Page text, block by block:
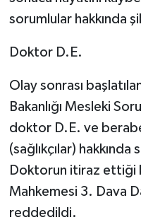
sorumlular hakkında
Doktor D.E.
Olay sonrası
Bakanlığı Mesleki
doktor D.E. ve
(sağlıkçılar)
Doktorun itiraz ettiği
Mahkemesi 3. Dava
reddedildi.